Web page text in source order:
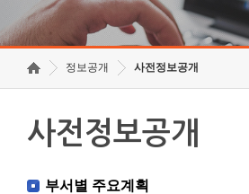
정보공개 사전정보공개
사전정보공개
부서별 주요계획